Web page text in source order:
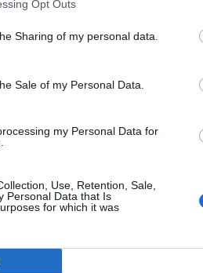
Opt Outs
Sharing of my personal data.
Sale of my Personal Data.
my Personal Data for
Use, Retention, Sale,
Personal Data that Is
for which it was